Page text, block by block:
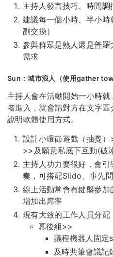
主持人發言技巧、時間調
建議每一個小時、半小時
副交換）
參與群眾是熟人還是普羅
需求
Sun：城市浪人（使用gather
主持人會在活動開始一小時
者進入，就會請對方在文字
說明軟體使用方式。
設計小環節遊戲（抽獎
>>及願意私底下互動(破
主持人功力要很好，會引
奏，可搭配Slido、事先問
線上活動常會有鍵盤參
增加出席率
現有大致的工作人員分配
幕後組>>
議程機器人固
及時共筆會議記